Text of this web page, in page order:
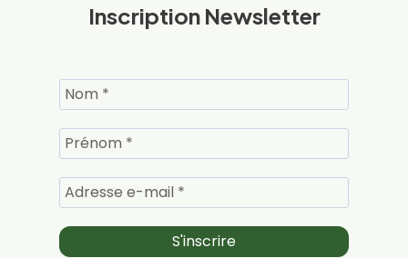
Inscription Newsletter